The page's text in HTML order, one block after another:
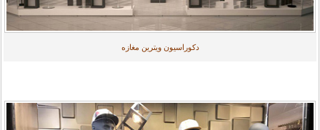
دکوراسیون ویترین مغازه